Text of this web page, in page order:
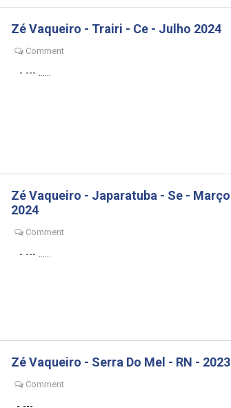
Zé Vaqueiro - Trairi - Ce - Julho 2024
Comment
- --- ......
Zé Vaqueiro - Japaratuba - Se - Março
2024
Comment
- --- ......
Zé Vaqueiro - Serra Do Mel - RN - 2023
Comment